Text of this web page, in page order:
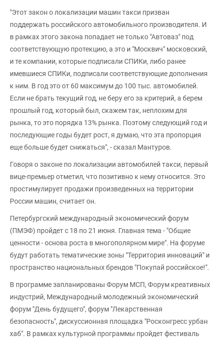
"Этот закон о локализации машин такси призван
поддержать российского автомобильного производителя. И
в рамках этого закона попадает не только "Автоваз" под
соответствующую протекцию, а это и "Москвич" московский,
и те компании, которые подписали СПИКи, либо ранее
имевшиеся СПИКи, подписали соответствующие дополнения
к ним. В год это от 60 максимум до 100 тыс. автомобилей.
Если не брать текущий год, не беру его за критерий, а берем
прошлый год, который был, скажем так, неплохим для
рынка, то это порядка 13% рынка. Поэтому следующий год и
последующие годы будет рост, я думаю, что эта пропорция
еще больше будет снижаться", - сказал Мантуров.
Говоря о законе по локализации автомобилей такси, первый
вице-премьер отметил, что позитивно к нему относится. Это
простимулирует продажи произведенных на территории
России машин, считает он.
Петербургский международный экономический форум
(ПМЭФ) пройдет с 18 по 21 июня. Главная тема - "Общие
ценности - основа роста в многополярном мире". На форуме
будут работать тематические зоны "Территория инноваций" и
пространство национальных брендов "Покупай российское!".
В программе запланированы Форум МСП, Форум креативных
индустрий, Международный молодежный экономический
форум "День будущего", форум "Лекарственная
безопасность", дискуссионная площадка "Росконгресс урбан
хаб". В рамках культурной программы пройдет фестиваль